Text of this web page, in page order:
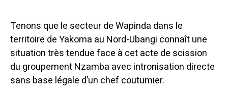
Tenons que le secteur de Wapinda dans le
territoire de Yakoma au Nord-Ubangi connaît une
situation très tendue face à cet acte de scission
du groupement Nzamba avec intronisation directe
sans base légale d’un chef coutumier.